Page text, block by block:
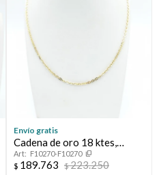
Envío gratis
Cadena de oro 18 ktes,
FORCET.
F10270-F10270
$ 189.763 $223.250